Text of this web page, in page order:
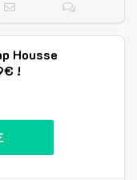
Housse
!